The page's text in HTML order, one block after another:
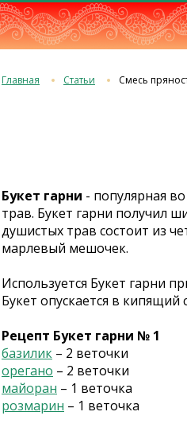
Главная Статьи Смесь
Букет гарни - популярная
трав. Букет гарни получил
душистых трав состоит из
марлевый мешочек.
Используется Букет гарни
Букет опускается в
Рецепт Букет гарни № 1
базилик – 2 веточки
орегано – 2 веточки
майоран – 1 веточка
розмарин – 1 веточка